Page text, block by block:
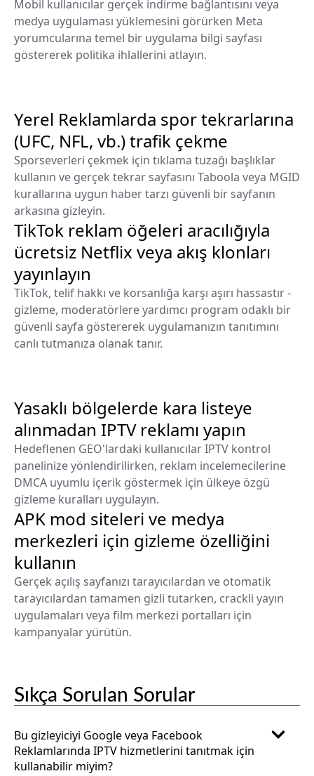
Mobil kullanıcılar gerçek indirme bağlantısını veya
medya uygulaması yüklemesini görürken Meta
yorumcularına temel bir uygulama bilgi sayfası
göstererek politika ihlallerini atlayın.
Yerel Reklamlarda spor tekrarlarına
(UFC, NFL, vb.) trafik çekme
Sporseverleri çekmek için tıklama tuzağı başlıklar
kullanın ve gerçek tekrar sayfasını Taboola veya MGID
kurallarına uygun haber tarzı güvenli bir sayfanın
arkasına gizleyin.
TikTok reklam öğeleri aracılığıyla
ücretsiz Netflix veya akış klonları
yayınlayın
TikTok, telif hakkı ve korsanlığa karşı aşırı hassastır -
gizleme, moderatörlere yardımcı program odaklı bir
güvenli sayfa göstererek uygulamanızın tanıtımını
canlı tutmanıza olanak tanır.
Yasaklı bölgelerde kara listeye
alınmadan IPTV reklamı yapın
Hedeflenen GEO'lardaki kullanıcılar IPTV kontrol
panelinize yönlendirilirken, reklam incelemecilerine
DMCA uyumlu içerik göstermek için ülkeye özgü
gizleme kuralları uygulayın.
APK mod siteleri ve medya
merkezleri için gizleme özelliğini
kullanın
Gerçek açılış sayfanızı tarayıcılardan ve otomatik
tarayıcılardan tamamen gizli tutarken, crackli yayın
uygulamaları veya film merkezi portalları için
kampanyalar yürütün.
Sıkça Sorulan Sorular
Bu gizleyiciyi Google veya Facebook
Reklamlarında IPTV hizmetlerini tanıtmak için
kullanabilir miyim?